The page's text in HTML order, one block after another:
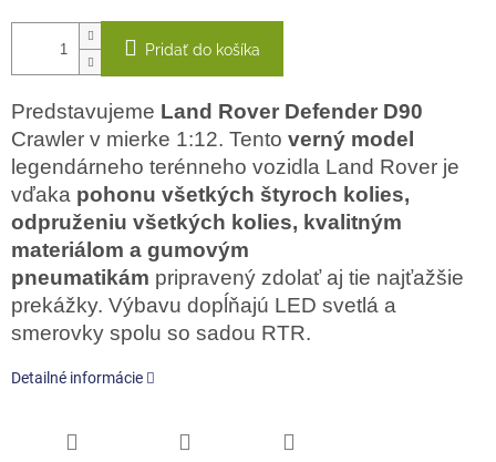
Pridať do košíka
Predstavujeme Land Rover Defender D90
Crawler v mierke 1:12. Tento verný model
legendárneho terénneho vozidla Land Rover je
vďaka pohonu všetkých štyroch kolies,
odpruženiu všetkých kolies, kvalitným
materiálom a gumovým
pneumatikám pripravený zdolať aj tie najťažšie
prekážky. Výbavu dopĺňajú LED svetlá a
smerovky spolu so sadou RTR.
Detailné informácie